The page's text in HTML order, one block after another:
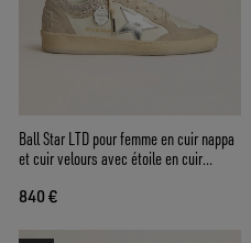
Ball Star LTD pour femme en cuir nappa
et cuir velours avec étoile en cuir
840 €